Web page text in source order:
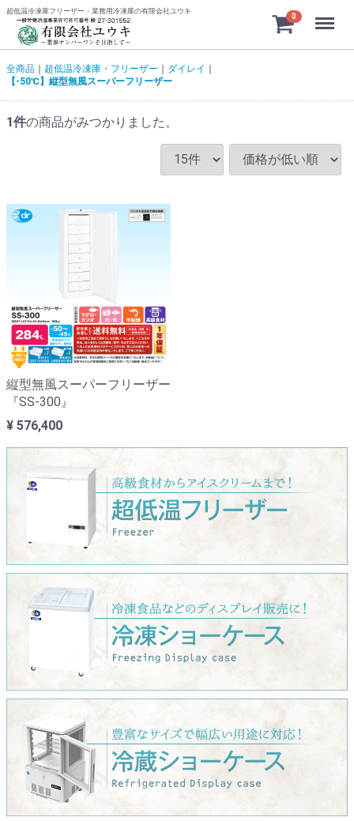
超低温冷凍庫フリーザー・業務用冷凍庫の有限会社ユウキ
0 Menu
全商品 超低温冷凍庫・フリーザー
ダイレイ
【-50℃】縦型無風スーパーフリーザー
1件の商品がみつかりました。
縦型無風スーパーフリーザー
『SS-300』
¥ 576,400